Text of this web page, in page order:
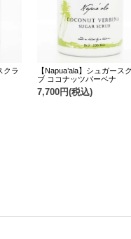
クラ
【Napua’ala】シュガース
ブ ココナッツバーベナ
7,700円(税込)